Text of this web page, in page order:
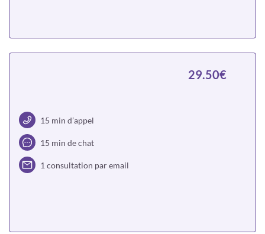
15 min d’appel
15 min de chat
1 consultation par email
29.50€